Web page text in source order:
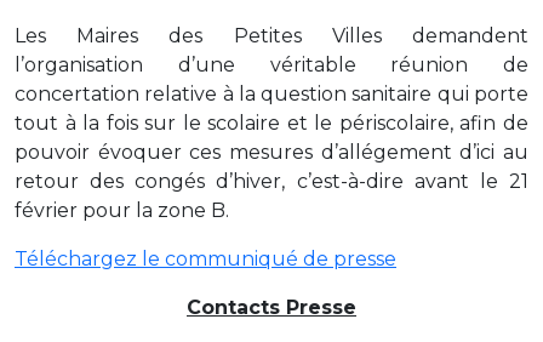
Les Maires des Petites Villes demandent
l’organisation d’une véritable réunion de
concertation relative à la question sanitaire qui porte
tout à la fois sur le scolaire et le périscolaire, afin de
pouvoir évoquer ces mesures d’allégement d’ici au
retour des congés d’hiver, c’est-à-dire avant le 21
février pour la zone B.
Téléchargez le communiqué de presse
Contacts Presse